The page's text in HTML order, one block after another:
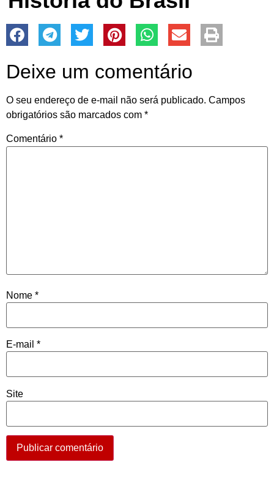
Deixe um comentário
O seu endereço de e-mail não será publicado. Campos
obrigatórios são marcados com *
Comentário *
Nome *
E-mail *
Site